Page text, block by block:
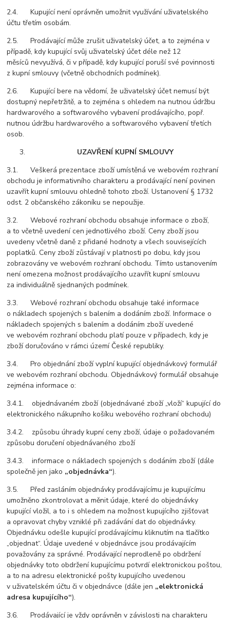
2.4. Kupující není oprávněn umožnit využívání uživatelského
účtu třetím osobám.
2.5. Prodávající může zrušit uživatelský účet, a to zejména v
případě, kdy kupující svůj uživatelský účet déle než 12
měsíců nevyužívá, či v případě, kdy kupující poruší své povinnosti
z kupní smlouvy (včetně obchodních podmínek).
2.6. Kupující bere na vědomí, že uživatelský účet nemusí být
dostupný nepřetržitě, a to zejména s ohledem na nutnou údržbu
hardwarového a softwarového vybavení prodávajícího, popř.
nutnou údržbu hardwarového a softwarového vybavení třetích
osob.
UZAVŘENÍ KUPNÍ SMLOUVY
3.1. Veškerá prezentace zboží umístěná ve webovém rozhraní
obchodu je informativního charakteru a prodávající není povinen
uzavřít kupní smlouvu ohledně tohoto zboží. Ustanovení § 1732
odst. 2 občanského zákoníku se nepoužije.
3.2. Webové rozhraní obchodu obsahuje informace o zboží,
a to včetně uvedení cen jednotlivého zboží. Ceny zboží jsou
uvedeny včetně daně z přidané hodnoty a všech souvisejících
poplatků. Ceny zboží zůstávají v platnosti po dobu, kdy jsou
zobrazovány ve webovém rozhraní obchodu. Tímto ustanovením
není omezena možnost prodávajícího uzavřít kupní smlouvu
za individuálně sjednaných podmínek.
3.3. Webové rozhraní obchodu obsahuje také informace
o nákladech spojených s balením a dodáním zboží. Informace o
nákladech spojených s balením a dodáním zboží uvedené
ve webovém rozhraní obchodu platí pouze v případech, kdy je
zboží doručováno v rámci území České republiky.
3.4. Pro objednání zboží vyplní kupující objednávkový formulář
ve webovém rozhraní obchodu. Objednávkový formulář obsahuje
zejména informace o:
3.4.1. objednávaném zboží (objednávané zboží „vloží“ kupující do
elektronického nákupního košíku webového rozhraní obchodu)
3.4.2. způsobu úhrady kupní ceny zboží, údaje o požadovaném
způsobu doručení objednávaného zboží
3.4.3. informace o nákladech spojených s dodáním zboží (dále
společně jen jako „objednávka“).
3.5. Před zasláním objednávky prodávajícímu je kupujícímu
umožněno zkontrolovat a měnit údaje, které do objednávky
kupující vložil, a to i s ohledem na možnost kupujícího zjišťovat
a opravovat chyby vzniklé při zadávání dat do objednávky.
Objednávku odešle kupující prodávajícímu kliknutím na tlačítko
„objednat“. Údaje uvedené v objednávce jsou prodávajícím
považovány za správné. Prodávající neprodleně po obdržení
objednávky toto obdržení kupujícímu potvrdí elektronickou poštou,
a to na adresu elektronické pošty kupujícího uvedenou
v uživatelském účtu či v objednávce (dále jen „elektronická
adresa kupujícího“).
3.6. Prodávající je vždy oprávněn v závislosti na charakteru